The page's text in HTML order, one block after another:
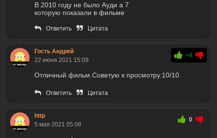
В 2010 году не было Ауди а 7
которую показали в фильме
Ответить Цитата
Гость Андрей
22 июня 2021 15:09
+4
Отличный фильм.Советую к просмотру.10/10
Ответить Цитата
http
5 мая 2021 05:08
0